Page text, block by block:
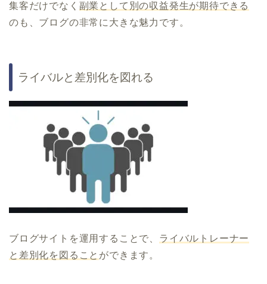
集客だけでなく 副業として別の収益発生が期待できる
のも、ブログの非常に大きな魅力です。
ライバルと差別化を図れる
ブログサイトを運用することで、 ライバルトレーナー
と差別化を図ること ができます。